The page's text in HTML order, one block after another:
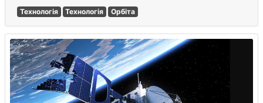
Технологія Технологія Орбіта